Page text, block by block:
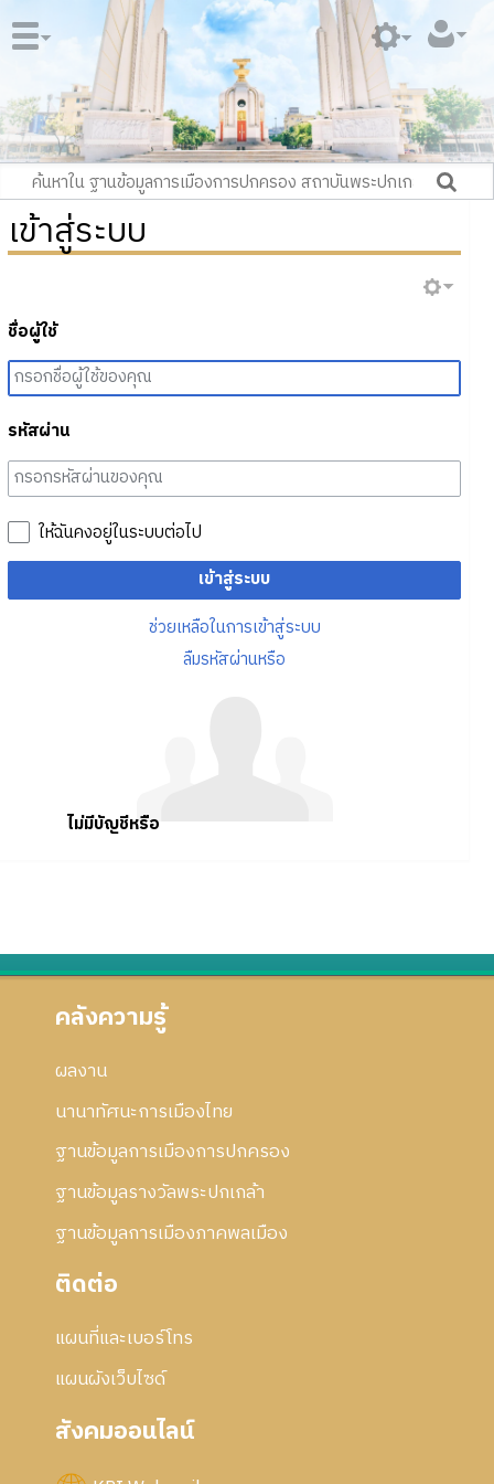
เข้าสู่ระบบ
ชื่อผู้ใช้
รหัสผ่าน
ให้ฉันคงอยู่ในระบบต่อไป
เข้าสู่ระบบ
ช่วยเหลือในการเข้าสู่ระบบ
ลืมรหัสผ่านหรือ
ไม่มีบัญชีหรือ
คลังความรู้
ผลงาน
นานาทัศนะการเมืองไทย
ฐานข้อมูลการเมืองการปกครอง
ฐานข้อมูลรางวัลพระปกเกล้า
ฐานข้อมูลการเมืองภาคพลเมือง
ติดต่อ
แผนที่และเบอร์โทร
แผนผังเว็บไซด์
สังคมออนไลน์